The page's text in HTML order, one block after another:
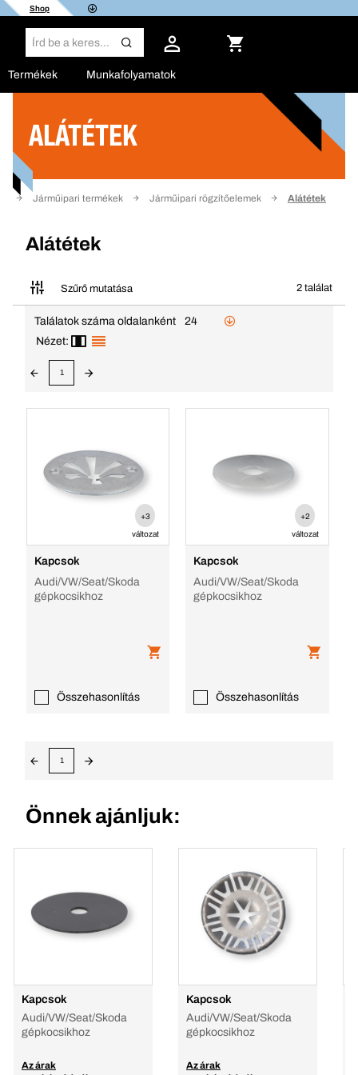
Shop
Termékek Munkafolyamatok
ALÁTÉTEK
Járműipari termékek Járműipari rögzítőelemek Alátétek
Alátétek
Szűrő mutatása 2 találat
Szűrő
Találatok száma oldalanként
24
Nézet:
1
+3
változat
Kapcsok
Audi/VW/Seat/Skoda
gépkocsikhoz
Összehasonlítás
+2
változat
Kapcsok
Audi/VW/Seat/Skoda
gépkocsikhoz
Összehasonlítás
1
Önnek ajánljuk:
Kapcsok
Audi/VW/Seat/Skoda
gépkocsikhoz
Az árak
Kapcsok
Audi/VW/Seat/Skoda
gépkocsikhoz
Az árak